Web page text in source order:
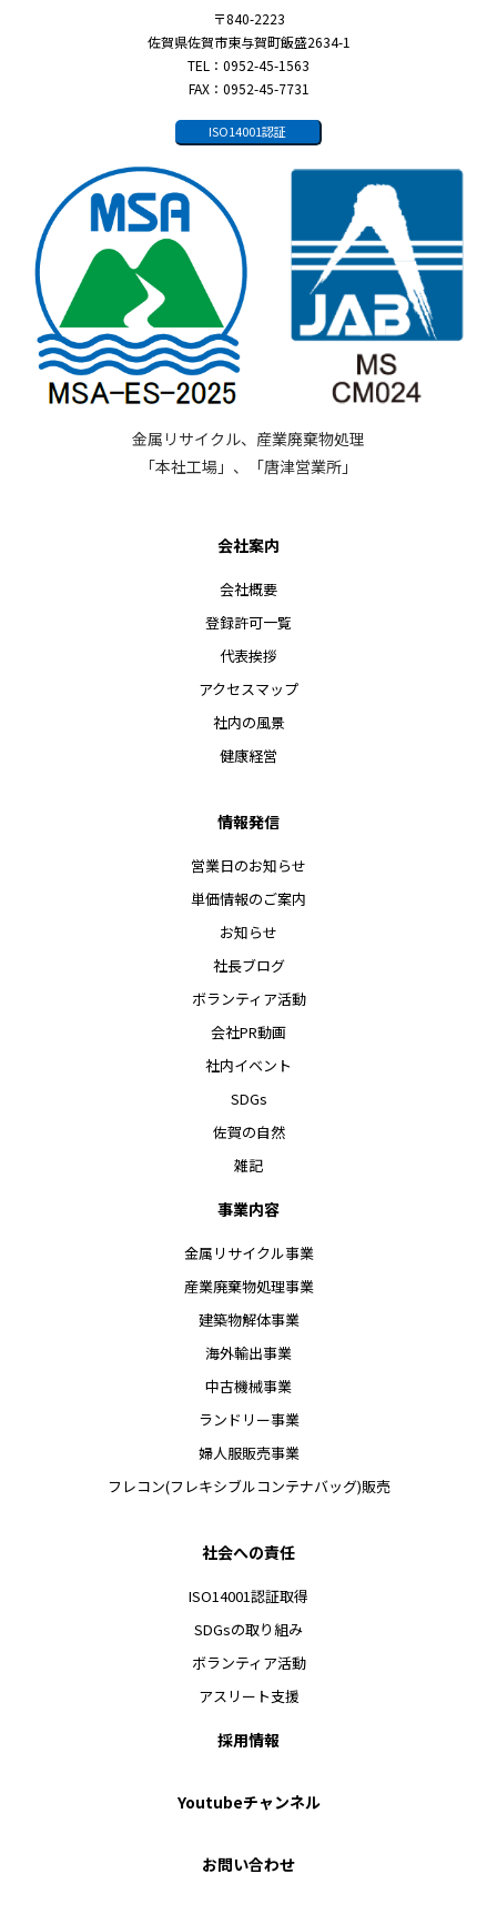
〒840-2223
佐賀県佐賀市東与賀町飯盛2634-1
TEL：0952-45-1563
FAX：0952-45-7731
ISO14001認証
金属リサイクル、産業廃棄物処理
「本社工場」、「唐津営業所」
会社案内
会社概要
登録許可一覧
代表挨拶
アクセスマップ
社内の風景
健康経営
情報発信
営業日のお知らせ
単価情報のご案内
お知らせ
社長ブログ
ボランティア活動
会社PR動画
社内イベント
SDGs
佐賀の自然
雑記
事業内容
金属リサイクル事業
産業廃棄物処理事業
建築物解体事業
海外輸出事業
中古機械事業
ランドリー事業
婦人服販売事業
フレコン(フレキシブルコンテナバッグ)販売
社会への責任
ISO14001認証取得
SDGsの取り組み
ボランティア活動
アスリート支援
採用情報
Youtubeチャンネル
お問い合わせ